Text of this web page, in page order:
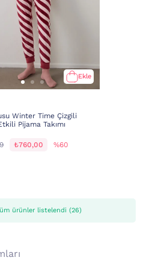
Ekle
Winter Time Çizgili
Pijama Takımı
₺760,00 %60
ürünler listelendi (26)